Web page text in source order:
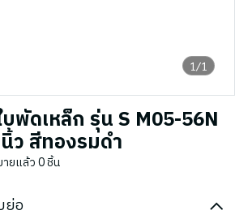
1/1
พัดเหล็ก รุ่น S M05-56N
ว สีทองรมดำ
ายแล้ว 0 ชิ้น
ย่อ